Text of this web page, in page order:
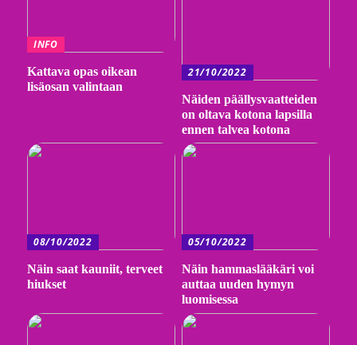
INFO
Kattava opas oikean
lisäosan valintaan
21/10/2022
Näiden päällysvaatteiden
on oltava kotona lapsilla
ennen talvea kotona
08/10/2022
Näin saat kauniit, terveet
hiukset
05/10/2022
Näin hammaslääkäri voi
auttaa uuden hymyn
luomisessa